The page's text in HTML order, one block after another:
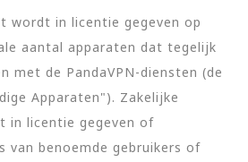
wordt in licentie gegeven op
aantal apparaten dat tegelijk
met de PandaVPN-diensten (de
Apparaten"). Zakelijke
in licentie gegeven of
van benoemde gebruikers of